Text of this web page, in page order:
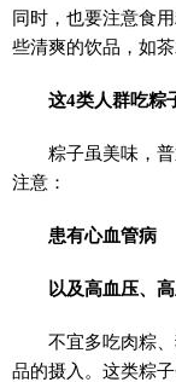
同时，也要注意食
些清爽的饮品，如
这4类人群吃粽
粽子虽美味，
注意：
患有心血管病
以及高血压、
不宜多吃肉粽
品的摄入。这类粽